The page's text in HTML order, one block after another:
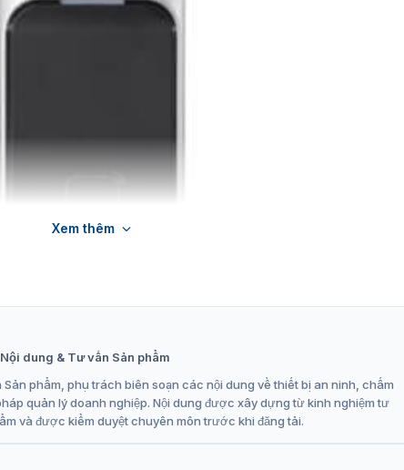
Xem thêm
dung & Tư vấn Sản phẩm
phẩm, phụ trách biên soạn các nội dung về thiết bị an ninh, chấm
quản lý doanh nghiệp. Nội dung được xây dựng từ kinh nghiệm tư
và được kiểm duyệt chuyên môn trước khi đăng tải.